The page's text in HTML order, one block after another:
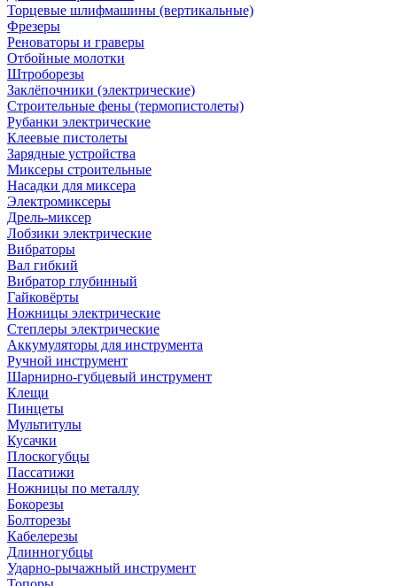
Торцевые шлифмашины (вертикальные)
Фрезеры
Реноваторы и граверы
Отбойные молотки
Штроборезы
Заклёпочники (электрические)
Строительные фены (термопистолеты)
Рубанки электрические
Клеевые пистолеты
Зарядные устройства
Миксеры строительные
Насадки для миксера
Электромиксеры
Дрель-миксер
Лобзики электрические
Вибраторы
Вал гибкий
Вибратор глубинный
Гайковёрты
Ножницы электрические
Степлеры электрические
Аккумуляторы для инструмента
Ручной инструмент
Шарнирно-губцевый инструмент
Клещи
Пинцеты
Мультитулы
Кусачки
Плоскогубцы
Пассатижи
Ножницы по металлу
Бокорезы
Болторезы
Кабелерезы
Длинногубцы
Ударно-рычажный инструмент